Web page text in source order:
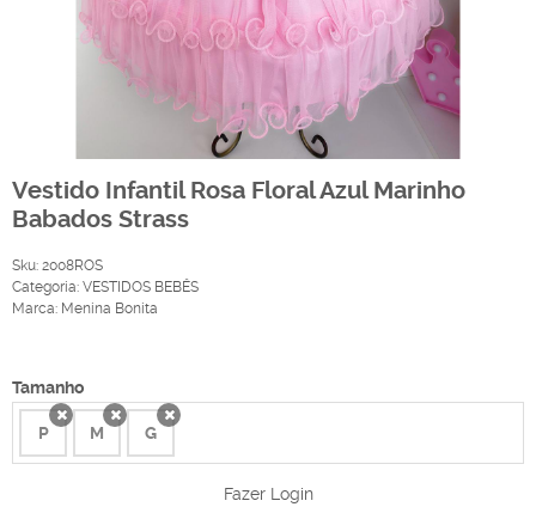
Vestido Infantil Rosa Floral Azul Marinho
Babados Strass
Sku: 2008ROS
Categoria: VESTIDOS BEBÊS
Marca: Menina Bonita
Tamanho
P M G
Fazer Login